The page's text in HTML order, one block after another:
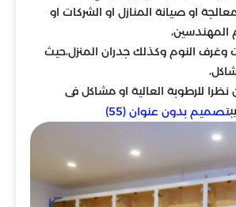
او صيانة المنازل او الشركات او
المهندسين،
وغرف النوم وكذلك جدران المنزل،حيث
للرطوبة العالية او مشاكل فى
تصميم بدون عنوان (55)